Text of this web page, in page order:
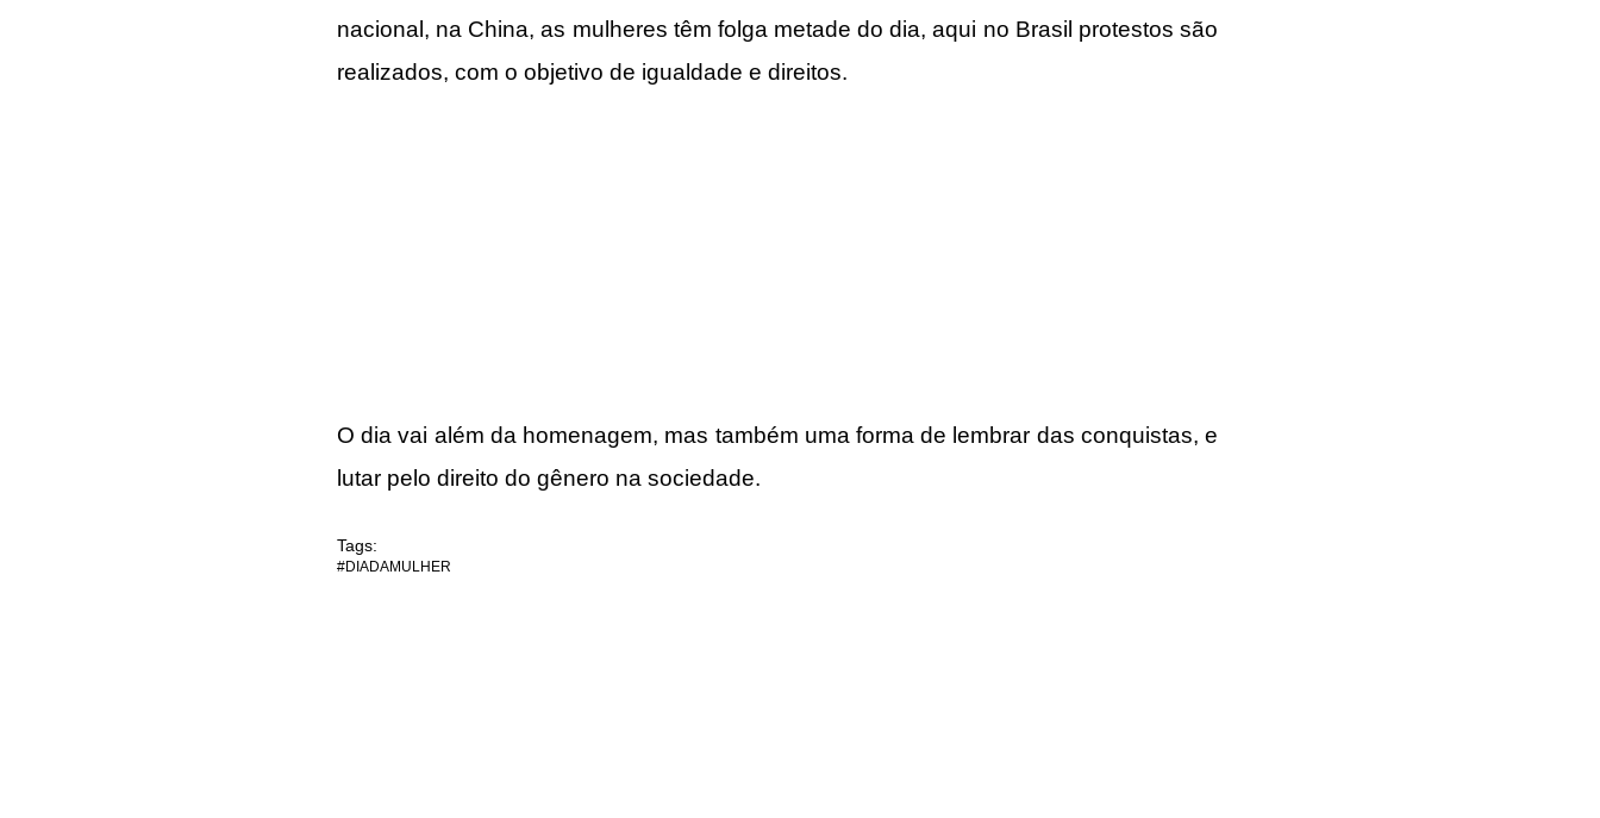
nacional, na China, as mulheres têm folga metade do dia, aqui no Brasil protestos são
realizados, com o objetivo de igualdade e direitos.
O dia vai além da homenagem, mas também uma forma de lembrar das conquistas, e
lutar pelo direito do gênero na sociedade.
Tags:
#DIADAMULHER